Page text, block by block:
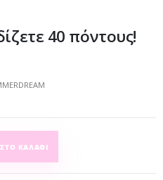
40 πόντους!
ΚΑΛΆΘΙ